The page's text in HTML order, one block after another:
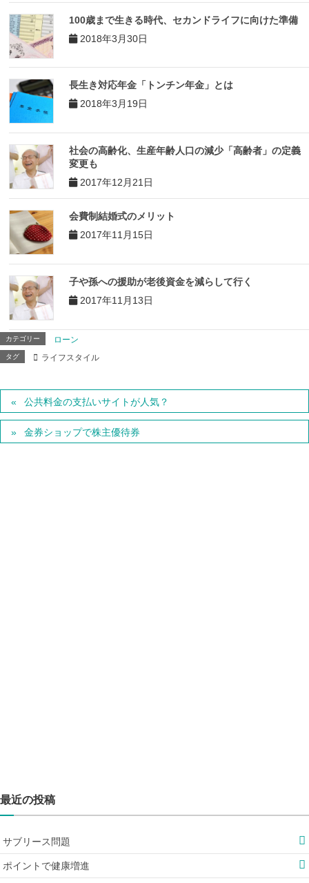
100歳まで生きる時代、セカンドライフに向けた準備
2018年3月30日
長生き対応年金「トンチン年金」とは
2018年3月19日
社会の高齢化、生産年齢人口の減少「高齢者」の定義
変更も
2017年12月21日
会費制結婚式のメリット
2017年11月15日
子や孫への援助が老後資金を減らして行く
2017年11月13日
カテゴリー ローン
タグ ライフスタイル
公共料金の支払いサイトが人気？
金券ショップで株主優待券
最近の投稿
サブリース問題
ポイントで健康増進